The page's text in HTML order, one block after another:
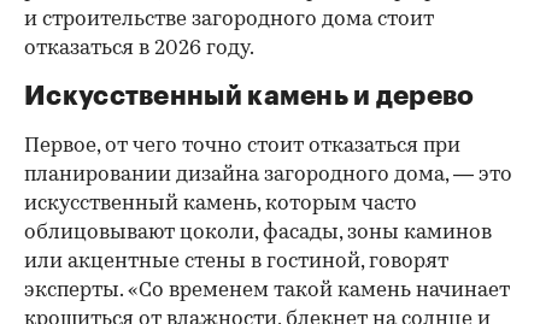
и строительстве загородного дома стоит
отказаться в 2026 году.
Искусственный камень и дерево
Первое, от чего точно стоит отказаться при
планировании дизайна загородного дома, — это
искусственный камень, которым часто
облицовывают цоколи, фасады, зоны каминов
или акцентные стены в гостиной, говорят
эксперты. «Со временем такой камень начинает
крошиться от влажности, блекнет на солнце и